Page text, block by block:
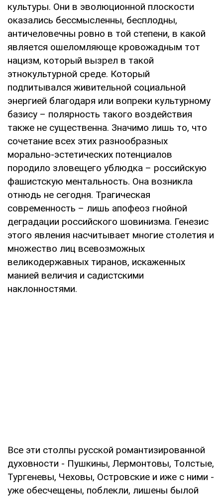
культуры. Они в эволюционной плоскости
оказались бессмысленны, бесплодны,
античеловечны ровно в той степени, в какой
является ошеломляюще кровожадным тот
нацизм, который вызрел в такой
этнокультурной среде. Который
подпитывался живительной социальной
энергией благодаря или вопреки культурному
базису – полярность такого воздействия
также не существенна. Значимо лишь то, что
сочетание всех этих разнообразных
морально-эстетических потенциалов
породило зловещего ублюдка – российскую
фашистскую ментальность. Она возникла
отнюдь не сегодня. Трагическая
современность – лишь апофеоз гнойной
деградации российского шовинизма. Генезис
этого явления насчитывает многие столетия и
множество лиц всевозможных
великодержавных тиранов, искаженных
манией величия и садистскими
наклонностями.
Все эти столпы русской романтизированной
духовности - Пушкины, Лермонтовы, Толстые,
Тургеневы, Чеховы, Островские и иже с ними -
уже обесчещены, поблекли, лишены былой